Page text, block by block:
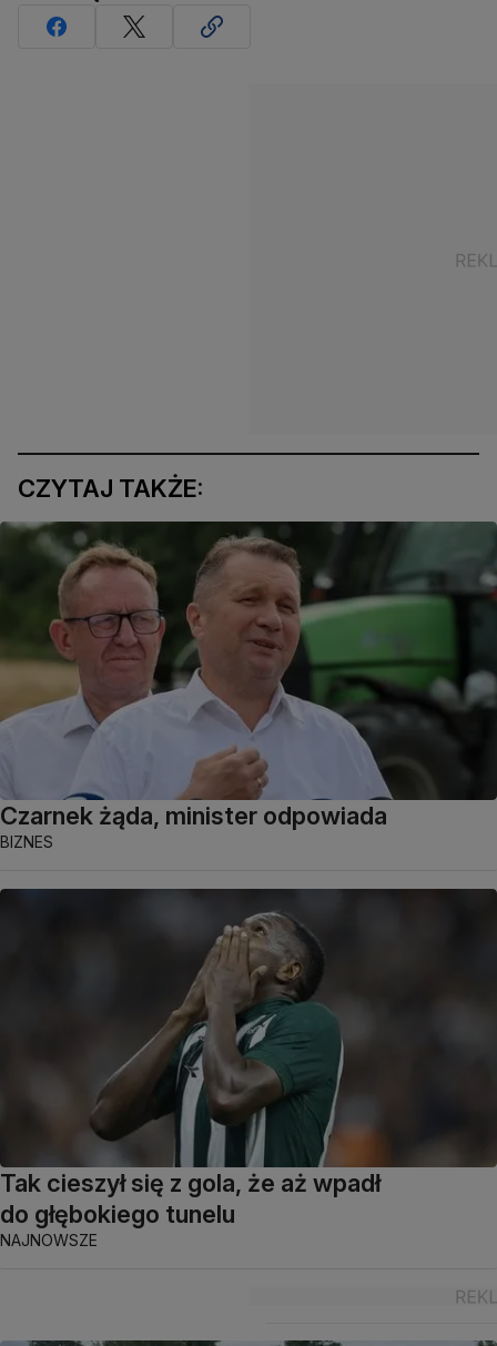
CZYTAJ TAKŻE:
Czarnek żąda, minister odpowiada
BIZNES
Tak cieszył się z gola, że aż wpadł
do głębokiego tunelu
NAJNOWSZE